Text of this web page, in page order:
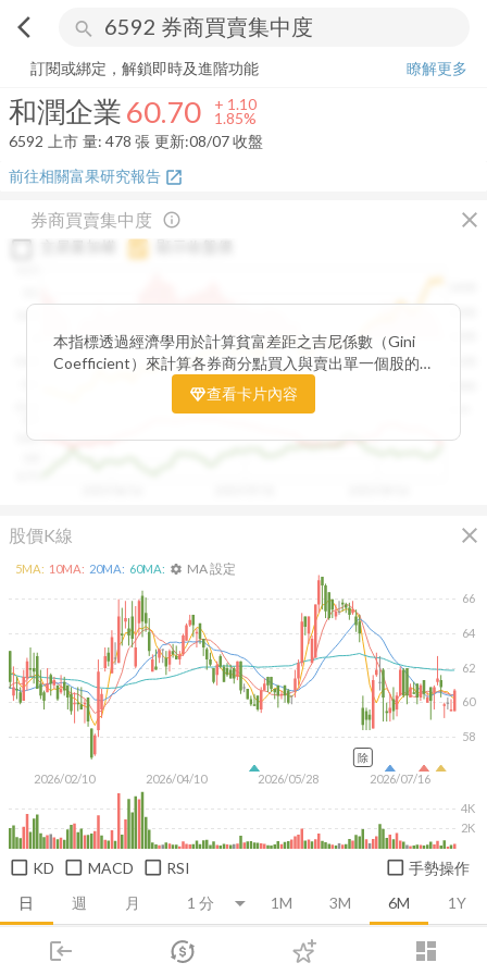
arrow_back_ios search
login dashboard
市場 登入
和潤企業 60.70+ 1.85%
訂閱或綁定，解鎖即時及進階功能
瞭解更多
和潤企業60.70 + 1.10
1.85%
6592
上市 量: 478 張 更新:08/07 收盤
前往相關富果研究報告 open_in_new
券商買賣集中度 close
info_outline
1300
0.85
本指標透過經濟學用於計算貧富差距之吉尼係數（Gini
Coefficient）來計算各券商分點買入與賣出單一個股的
集中程度。可做為籌碼面分析的一個重要參考。
查看卡片內容
股價K線 close
日 週 月 1M 3M 6M 1Y
2026/02/10 2026/04/10 2026/05/28 2026/07/16
58
60
62
64
66
2K
4K
5MA: 10MA: 20MA: 60MA: settings MA 設定
除
KD MACD RSI 手勢操作
推薦卡片 技術面 消息面 財務報